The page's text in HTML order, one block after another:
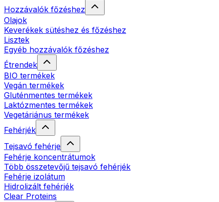
Hozzávalók főzéshez
Olajok
Keverékek sütéshez és főzéshez
Lisztek
Egyéb hozzávalók főzéshez
Étrendek
BIO termékek
Vegán termékek
Gluténmentes termékek
Laktózmentes termékek
Vegetáriánus termékek
Fehérjék
Tejsavó fehérje
Fehérje koncentrátumok
Több összetevőjű tejsavó fehérjék
Fehérje izolátum
Hidrolizált fehérjék
Clear Proteins